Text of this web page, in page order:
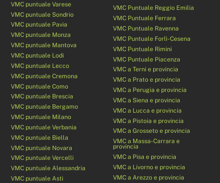
VMC puntuale Varese
VMC puntuale Sondrio
VMC puntuale Pavia
VMC puntuale Monza
VMC puntuale Mantova
VMC puntuale Lodi
VMC puntuale Lecco
VMC puntuale Cremona
VMC puntuale Como
VMC puntuale Brescia
VMC puntuale Bergamo
VMC puntuale Milano
VMC puntuale Verbania
VMC puntuale Biella
VMC puntuale Novara
VMC puntuale Vercelli
VMC puntuale Alessandria
VMC puntuale Asti
VMC Puntuale Reggio Emilia
VMC Puntuale Ferrara
VMC Puntuale Ravenna
VMC Puntuale Forlì-Cesena
VMC Puntuale Rimini
VMC Puntuale Piacenza
VMC a Terni e provincia
VMC a Prato e provincia
VMC a Perugia e provincia
VMC a Siena e provincia
VMC a Lucca e provincia
VMC a Pistoia e provincia
VMC a Grosseto e provincia
VMC a Massa-Carrara e
provincia
VMC a Pisa e provincia
VMC a Livorno e provincia
VMC a Arezzo e provincia